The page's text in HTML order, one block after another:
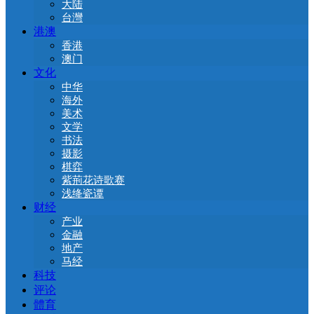
大陆
台灣
港澳
香港
澳门
文化
中华
海外
美术
文学
书法
摄影
棋弈
紫荊花诗歌赛
浅绛瓷谭
财经
产业
金融
地产
马经
科技
评论
體育